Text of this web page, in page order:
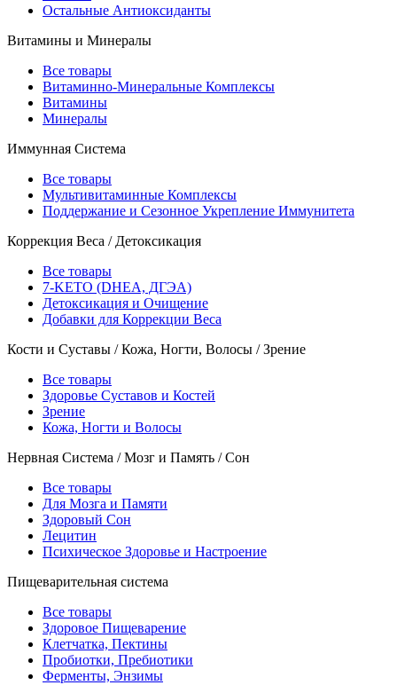
Остальные Антиоксиданты
Витамины и Минералы
Все товары
Витаминно-Минеральные Комплексы
Витамины
Минералы
Иммунная Система
Все товары
Мультивитаминные Комплексы
Поддержание и Сезонное Укрепление Иммунитета
Коррекция Веса / Детоксикация
Все товары
7-KETO (DHEA, ДГЭА)
Детоксикация и Очищение
Добавки для Коррекции Веса
Кости и Суставы / Кожа, Ногти, Волосы / Зрение
Все товары
Здоровье Суставов и Костей
Зрение
Кожа, Ногти и Волосы
Нервная Система / Мозг и Память / Сон
Все товары
Для Мозга и Памяти
Здоровый Сон
Лецитин
Психическое Здоровье и Настроение
Пищеварительная система
Все товары
Здоровое Пищеварение
Клетчатка, Пектины
Пробиотки, Пребиотики
Ферменты, Энзимы